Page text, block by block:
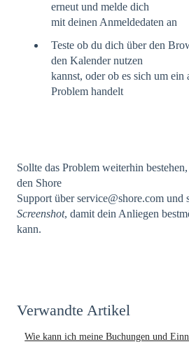
erneut und melde dich
mit deinen Anmeldedaten an
Teste ob du dich über den
den Kalender nutzen
kannst, oder ob es sich um ein
Problem handelt
Sollte das Problem weiterhin
den Shore
Support über service@shore.com und
Screenshot, damit dein Anliegen
kann.
Verwandte Artikel
Wie kann ich meine Buchungen und